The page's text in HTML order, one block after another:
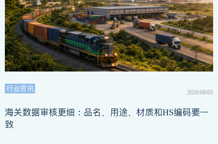
2026/08/05
行业资讯
海关数据审核更细：品名、用途、材质和HS编码要一
致